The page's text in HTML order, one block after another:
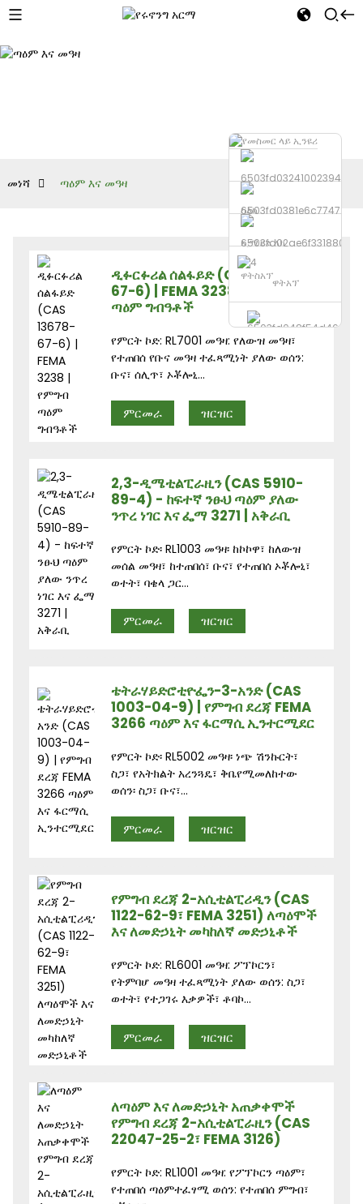
ስልክ
ኢሜይል ላክ
ዋትስአፕ
ዋትአፕ
መነሻ ጣዕም እና መዓዛ
ዲፉርፉሪል ሰልፋይድ (CAS 13678-
67-6) | FEMA 3238 | የምግብ
ጣዕም ግብዓቶች
የምርት ኮድ: RL7001 መዓዛ: የለውዝ መዓዛ፣
የተጠበሰ የቡና መዓዛ ተፈጻሚነት ያለው ወሰን:
ቡና፣ ሰሊጥ፣ ኦቾሎኒ...
ምርመራ ዝርዝር
2,3-ዲሜቲልፒራዚን (CAS 5910-
89-4) - ከፍተኛ ንፁህ ጣዕም ያለው
ንጥረ ነገር እና ፌማ 3271 | አቅራቢ
የምርት ኮድ፡ RL1003 መዓዛ፡ ከኮኮዋ፣ ከለውዝ
መሰል መዓዛ፣ ከተጠበሰ፣ ቡና፣ የተጠበሰ ኦቾሎኒ፣
ወተት፣ ባቄላ ጋር...
ምርመራ ዝርዝር
ቴትራሃይድሮቲዮፌን-3-አንድ (CAS
1003-04-9) | የምግብ ደረጃ FEMA
3266 ጣዕም እና ፋርማሲ ኢንተርሚደር
የምርት ኮድ፡ RL5002 መዓዛ፡ ነጭ ሽንኩርት፣
ስጋ፣ የአትክልት አረንጓዴ፣ ቅቤየሚመለከተው
ወሰን፡ ስጋ፣ ቡና፣...
ምርመራ ዝርዝር
የምግብ ደረጃ 2-አሲቲልፒሪዲን (CAS
1122-62-9፣ FEMA 3251) ለጣዕሞች
እና ለመድኃኒት መካከለኛ መድኃኒቶች
የምርት ኮድ: RL6001 መዓዛ: ፖፕኮርን፣
የትምባሆ መዓዛ ተፈጻሚነት ያለው ወሰን: ስጋ፣
ወተት፣ የተጋገሩ እቃዎች፣ ቶባኮ...
ምርመራ ዝርዝር
ለጣዕም እና ለመድኃኒት አጠቃቀሞች
የምግብ ደረጃ 2-አሲቲልፒራዚን (CAS
22047-25-2፣ FEMA 3126)
የምርት ኮድ: RL1001 መዓዛ: የፖፕኮርን ጣዕም፣
የተጠበሰ ጣዕምተፈፃሚ ወሰን: የተጠበሰ ምግብ፣